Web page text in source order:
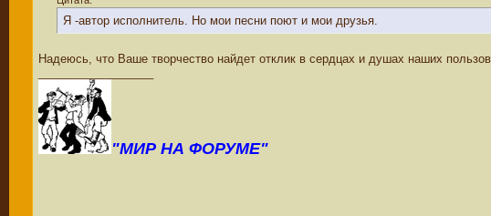
Я -автор исполнитель. Но мои песни поют и мои друзья.
Надеюсь, что Ваше творчество найдет отклик в сердцах и душах наших
"МИР НА ФОРУМЕ"